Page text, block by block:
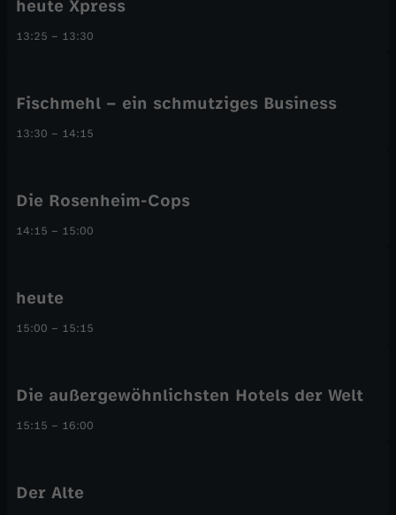
heute Xpress
13:25 – 13:30
Fischmehl – ein schmutziges Business
13:30 – 14:15
Die Rosenheim-Cops
14:15 – 15:00
heute
15:00 – 15:15
Die außergewöhnlichsten Hotels der Welt
15:15 – 16:00
Der Alte